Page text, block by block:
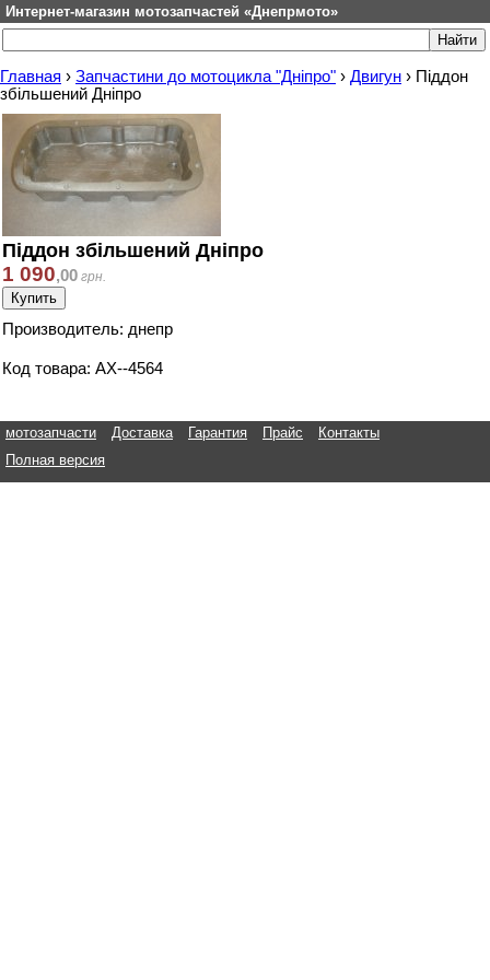
Интернет-магазин мотозапчастей «Днепрмото»
Главная › Запчастини до мотоцикла "Дніпро" › Двигун › Піддон
збільшений Дніпро
Піддон збільшений Дніпро
1 090,00 грн.
Производитель: днепр
Код товара: АХ--4564
мотозапчасти Доставка Гарантия Прайс
Контакты
Полная версия